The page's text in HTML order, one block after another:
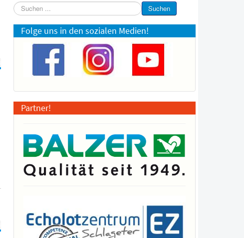
Suchen
...
Suchen
Folge uns in den sozialen Medien!
Partner!